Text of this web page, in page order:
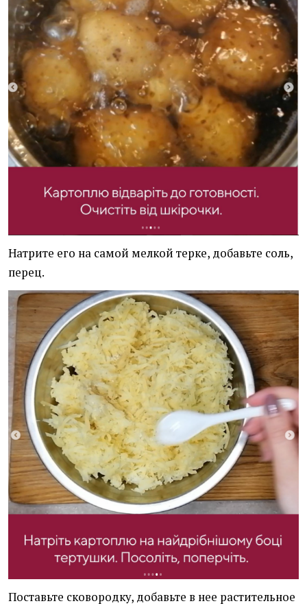
Натрите его на самой мелкой терке, добавьте соль,
перец.
Поставьте сковородку, добавьте в нее растительное